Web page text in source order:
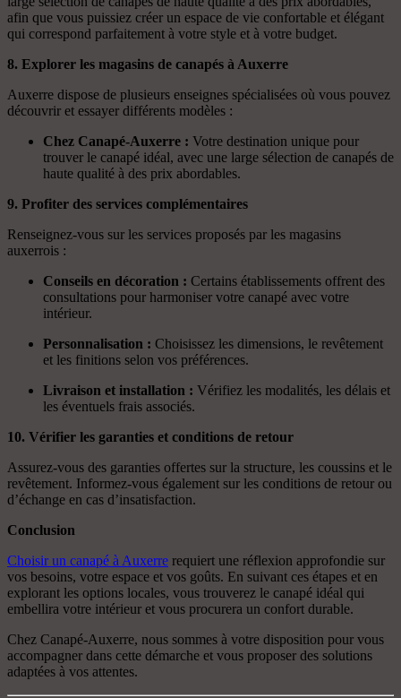
afin que vous puissiez créer un espace de vie confortable et élégant
qui correspond parfaitement à votre style et à votre budget.
8. Explorer les magasins de canapés à Auxerre
Auxerre dispose de plusieurs enseignes spécialisées où vous pouvez
découvrir et essayer différents modèles :
Chez Canapé-Auxerre : Votre destination unique pour
trouver le canapé idéal, avec une large sélection de canapés de
haute qualité à des prix abordables.
9. Profiter des services complémentaires
Renseignez-vous sur les services proposés par les magasins
auxerrois :
Conseils en décoration : Certains établissements offrent des
consultations pour harmoniser votre canapé avec votre
intérieur.
Personnalisation : Choisissez les dimensions, le revêtement
et les finitions selon vos préférences.
Livraison et installation : Vérifiez les modalités, les délais et
les éventuels frais associés.
10. Vérifier les garanties et conditions de retour
Assurez-vous des garanties offertes sur la structure, les coussins et le
revêtement. Informez-vous également sur les conditions de retour ou
d’échange en cas d’insatisfaction.
Conclusion
Choisir un canapé à Auxerre requiert une réflexion approfondie sur
vos besoins, votre espace et vos goûts. En suivant ces étapes et en
explorant les options locales, vous trouverez le canapé idéal qui
embellira votre intérieur et vous procurera un confort durable.
Chez Canapé-Auxerre, nous sommes à votre disposition pour vous
accompagner dans cette démarche et vous proposer des solutions
adaptées à vos attentes.